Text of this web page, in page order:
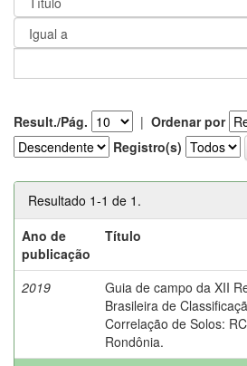
Result./Pág. | Ordenar por
Registro(s)
Resultado 1-1 de 1.
Ano de
publicação
Título
2019
Guia de campo da XII
Brasileira de
Correlação de Solos:
Rondônia.